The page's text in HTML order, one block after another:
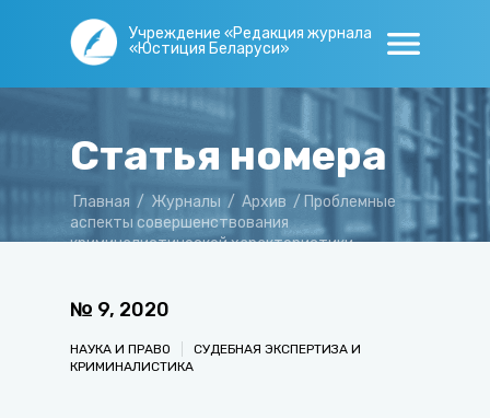
Учреждение «Редакция журнала
«Юстиция Беларуси»
Статья номера
Главная / Журналы / Архив / Проблемные
аспекты совершенствования
криминалистической характеристики
№ 9, 2020
НАУКА И ПРАВО
СУДЕБНАЯ ЭКСПЕРТИЗА И
КРИМИНАЛИСТИКА